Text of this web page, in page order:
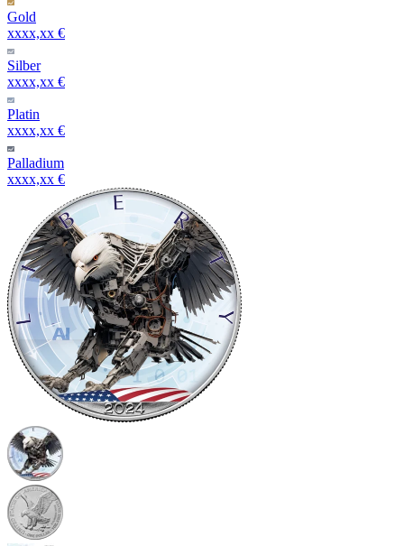
Gold
xxxx,xx €
Silber
xxxx,xx €
Platin
xxxx,xx €
Palladium
xxxx,xx €